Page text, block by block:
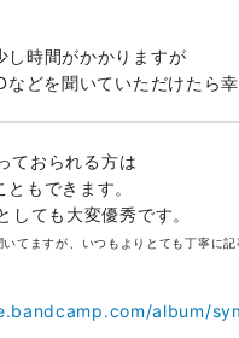
し時間がかかりますが
どを聞いていただけたら幸
おられる方は
もできます。
しても大変優秀です。
いてますが、いつもよりとても丁寧に記
album/